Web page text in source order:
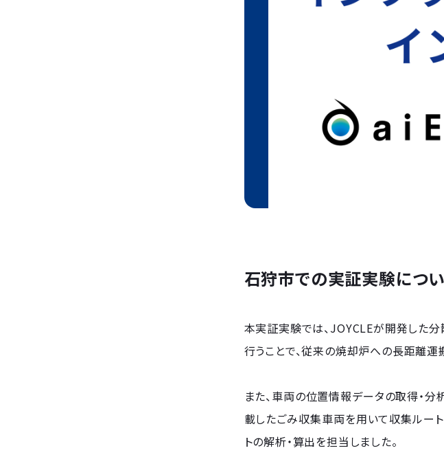
石狩市での実証実験につ
本実証実験では、JOYCLEが開発した分
行うことで、従来の焼却炉への長距離運
また、車両の位置情報データの取得・分
載したごみ収集車両を用いて収集ルー
トの解析・算出を担当しました。